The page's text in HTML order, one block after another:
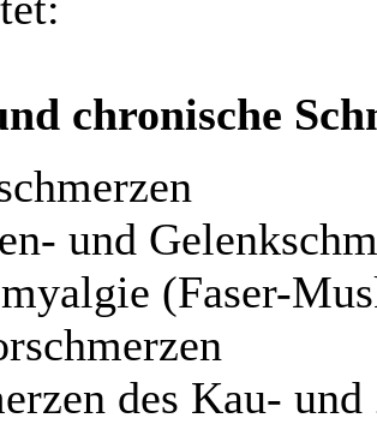
chronische
und
(Faser-
des Kau-